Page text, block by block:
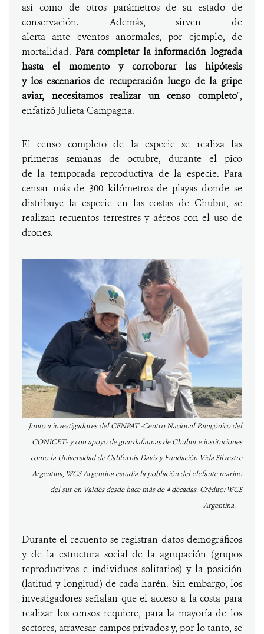
así como de otros parámetros de su estado de
conservación. Además, sirven de
alerta ante eventos anormales, por ejemplo, de
mortalidad. Para completar la información lograda
hasta el momento y corroborar las hipótesis
y los escenarios de recuperación luego de la gripe
aviar, necesitamos realizar un censo completo",
enfatizó Julieta Campagna.
El censo completo de la especie se realiza las
primeras semanas de octubre, durante el pico
de la temporada reproductiva de la especie. Para
censar más de 300 kilómetros de playas donde se
distribuye la especie en las costas de Chubut, se
realizan recuentos terrestres y aéreos con el uso de
drones.
Junto a investigadores del CENPAT -Centro Nacional Patagónico del
CONICET- y con apoyo de guardafaunas de Chubut e instituciones
como la Universidad de California Davis y Fundación Vida Silvestre
Argentina, WCS Argentina estudia la población del elefante marino
del sur en Valdés desde hace más de 4 décadas. Crédito: WCS
Argentina.
Durante el recuento se registran datos demográficos
y de la estructura social de la agrupación (grupos
reproductivos e individuos solitarios) y la posición
(latitud y longitud) de cada harén. Sin embargo, los
investigadores señalan que el acceso a la costa para
realizar los censos requiere, para la mayoría de los
sectores, atravesar campos privados y, por lo tanto, se